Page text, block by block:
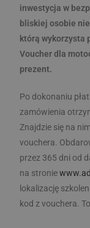
inwestycja w
bliskiej osobie
którą wykorzysta
Voucher dla
prezent.
Po dokonaniu
zamówienia
Znajdzie się na
vouchera.
przez 365 dni od
na stronie
lokalizację
kod z vouchera.